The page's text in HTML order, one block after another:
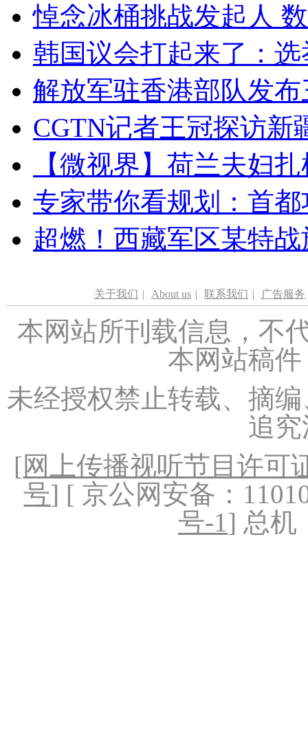
悼念冰桶挑战发起人
韩国议会打起来了：
解放军驻香港部队发
CGTN记者王冠探访新
【微视界】荷兰夫妇
专家带你看规划：首
超燃！西藏军区某特
关于我们 | About us | 联系我们 | 广告服务
本网站所刊载信息，不
本网站稿
未经授权禁止转载、摘
追
[网上传播视听节目许可
号] [ 京公网安备：
号-1] 总机